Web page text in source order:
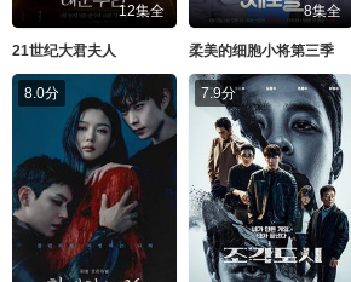
12集全
21世纪大君夫人
8集全
柔美的细胞小将第三季
8.0分 7.9分